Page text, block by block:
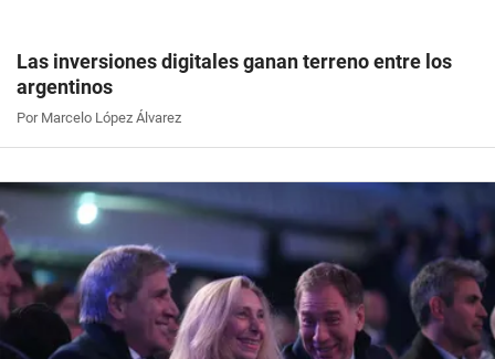
Las inversiones digitales ganan terreno entre los
argentinos
Por Marcelo López Álvarez